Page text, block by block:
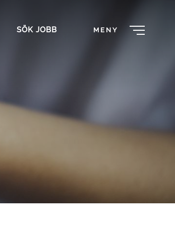
SÖK JOBB MENY